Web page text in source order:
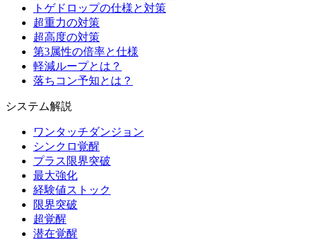
トゲドロップの仕様と対策
超重力の対策
超高度の対策
第3属性の倍率と仕様
軽減ループとは？
落ちコン予知とは？
システム解説
ワンタッチダンジョン
シンクロ覚醒
プラス限界突破
最大強化
経験値ストック
限界突破
超覚醒
潜在覚醒